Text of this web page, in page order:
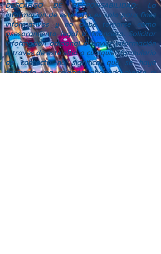
DESCARGO DE RESPONSABILIDAD: La
información de este sitio es solo para fines
informativos y no debe tomarse como
asesoramiento legal o financiero. Solicitar
información adicional o enviar información
a través de este sitio o cualquier formulario
de contacto no significa que se haya
formado una relación abogado-cliente ni